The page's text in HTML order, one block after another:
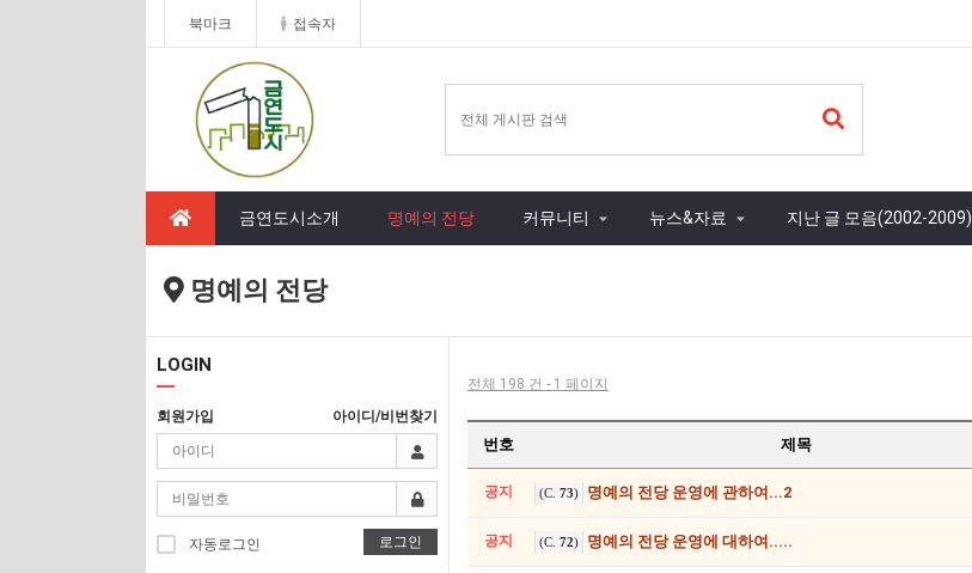
북마크 접속자
금연도시소개 명예의 전당 커뮤니티 뉴스&자료 지난 글 모음(2002-2009)
명예의 전당
LOGIN
회원가입 아이디/비번찾기
자동로그인 로그인
전체 198 건 - 1 페이지
번호 제목
공지 (C. 73) 명예의 전당 운영에 관하여...2
공지 (C. 72) 명예의 전당 운영에 대하여.....